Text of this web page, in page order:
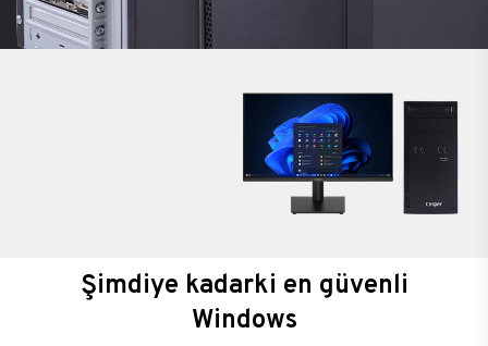
Şimdiye kadarki en güvenli
Windows